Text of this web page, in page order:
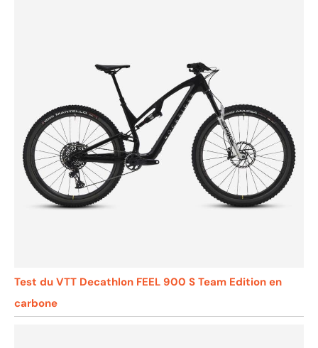
Test du VTT Decathlon FEEL 900 S Team Edition en
carbone